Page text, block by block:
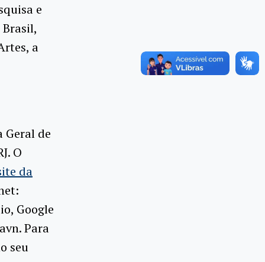
e
a
Geral de
O
da
Google
Para
seu